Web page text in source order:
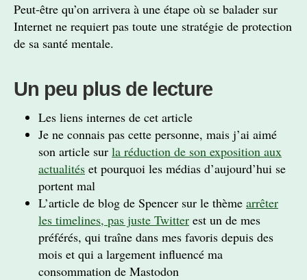
Peut-être qu’on arrivera à une étape où se balader sur
Internet ne requiert pas toute une stratégie de protection
de sa santé mentale.
Un peu plus de lecture
Les liens internes de cet article
Je ne connais pas cette personne, mais j’ai aimé
son article sur la réduction de son exposition aux
actualités et pourquoi les médias d’aujourd’hui se
portent mal
L’article de blog de Spencer sur le thème arrêter
les timelines, pas juste Twitter est un de mes
préférés, qui traîne dans mes favoris depuis des
mois et qui a largement influencé ma
consommation de Mastodon